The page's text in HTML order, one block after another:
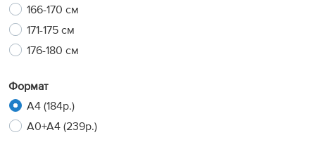
166-170 см
171-175 см
176-180 см
Формат
A4 (184р.)
A0+A4 (239р.)